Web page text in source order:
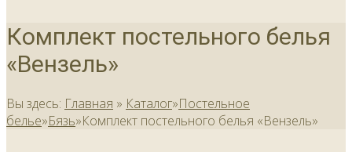
Комплект постельного белья
«Вензель»
Вы здесь: Главная » Каталог»Постельное
белье»Бязь»Комплект постельного белья «Вензель»